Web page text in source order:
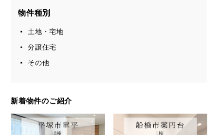
物件種別
土地・宅地
分譲住宅
その他
新着物件のご紹介